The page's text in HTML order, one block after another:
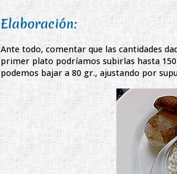
Elaboración:
Ante todo, comentar que las cantidades
primer plato podríamos subirlas hasta
podemos bajar a 80 gr., ajustando por